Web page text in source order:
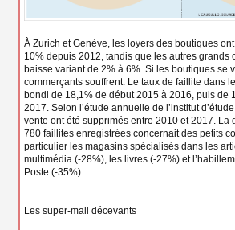
À Zurich et Genève, les loyers des boutiques
10% depuis 2012, tandis que les autres grands
baisse variant de 2% à 6%. Si les boutiques se
commerçants souffrent. Le taux de faillite dans
bondi de 18,1% de début 2015 à 2016, puis de
2017. Selon l’étude annuelle de l’institut
vente ont été supprimés entre 2010 et 2017. La
780 faillites enregistrées concernait des petits
particulier les magasins spécialisés dans les
multimédia (-28%), les livres (-27%) et
Poste (-35%).
Les super-mall décevants